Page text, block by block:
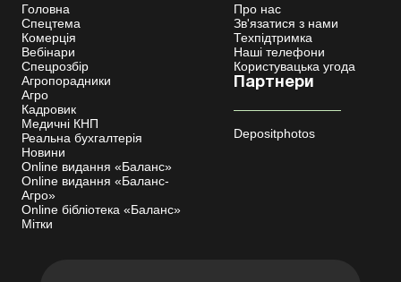
Головна
Спецтема
Комерція
Вебінари
Спецрозбір
Агропорадники
Агро
Кадровик
Медичні КНП
Реальна бухгалтерія
Новини
Online видання «Баланс»
Online видання «Баланс-
Агро»
Online бібліотека «Баланс»
Мітки
Про нас
Зв'язатися з нами
Техпідтримка
Наші телефони
Користувацька угода
Партнери
Depositphotos